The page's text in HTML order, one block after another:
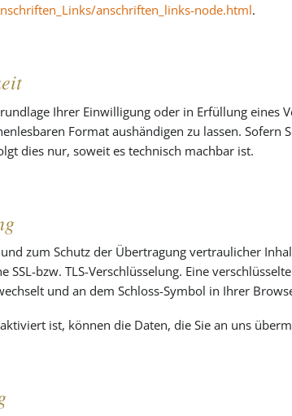
anschriften_links-node.html.
Ihrer Einwilligung oder in Erfüllung eines
Format aushändigen zu lassen. Sofern
dies nur, soweit es technisch machbar ist.
zum Schutz der Übertragung vertraulicher
SSL-bzw. TLS-Verschlüsselung. Eine
und an dem Schloss-Symbol in Ihrer
aktiviert ist, können die Daten, die Sie an uns